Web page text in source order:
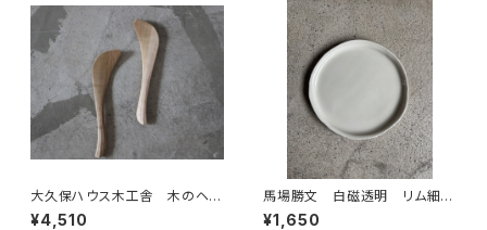
大久保ハウス木工舎 木のヘ
ラ 桜
¥4,510
馬場勝文 白磁透明 リム細4.
5寸皿
¥1,650